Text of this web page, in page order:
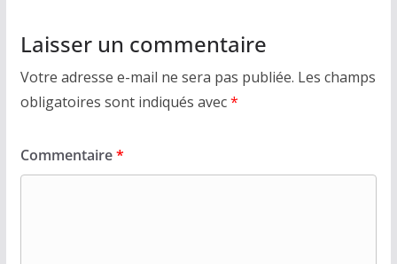
Laisser un commentaire
Votre adresse e-mail ne sera pas publiée. Les champs
obligatoires sont indiqués avec*
Commentaire*